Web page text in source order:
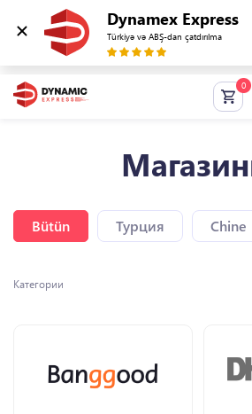
Dynamex Express
Türkiyə və ABŞ-dan çatdırılma
Bütün Турция Chine
Категории